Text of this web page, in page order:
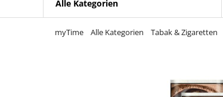
Alle Kategorien
myTime Alle Kategorien Tabak & Zigaretten